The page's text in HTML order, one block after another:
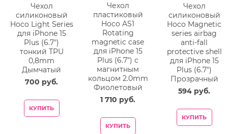
Чехол
силиконовый
Hoco Light Series
для iPhone 15
Plus (6.7")
тонкий TPU
0,8mm
Дымчатый
700 руб.
КУПИТЬ
Чехол
пластиковый
Hoco AS1
Rotating
magnetic case
для iPhone 15
Plus (6.7") с
магнитным
кольцом 2.0mm
Фиолетовый
1 710 руб.
КУПИТЬ
Чехол
силиконовый
Hoco Magnetic
series airbag
anti-fall
protective shell
для iPhone 15
Plus (6.7")
Прозрачный
594 руб.
КУПИТЬ